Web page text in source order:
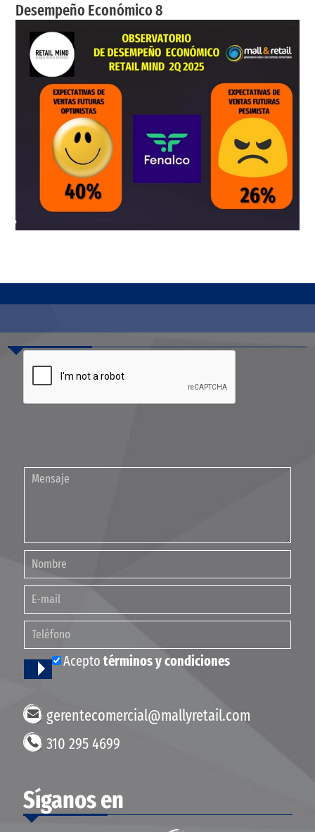
Desempeño Económico 8
Contáctenos
Aceptotérminos y condiciones
gerentecomercial@mallyretail.com
310 295 4699
Síganos en